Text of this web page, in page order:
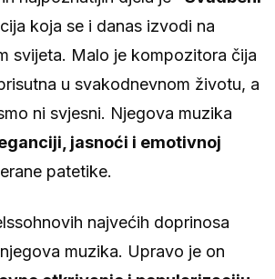
koja se i danas izvodi na
svijeta. Malo je kompozitora čija
u svakodnevnom životu, a
ni svjesni. Njegova muzika
jasnoći i emotivnoj
patetike.
najvećih doprinosa
muzika. Upravo je on